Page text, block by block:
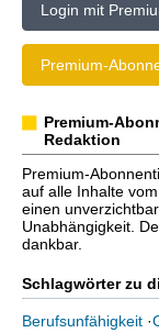
Login mit
Premium-
Premium-
Redaktion
Premium-
auf alle Inhalte
einen
Unabhängigkeit.
dankbar.
Schlagwörter zu
Berufsunfähigkeit ·